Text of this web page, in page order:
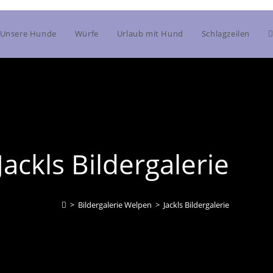
Unsere Hunde Würfe Urlaub mit Hund Schlagzeilen
Bildergalerie
> Bildergalerie Welpen > Jackls Bildergalerie